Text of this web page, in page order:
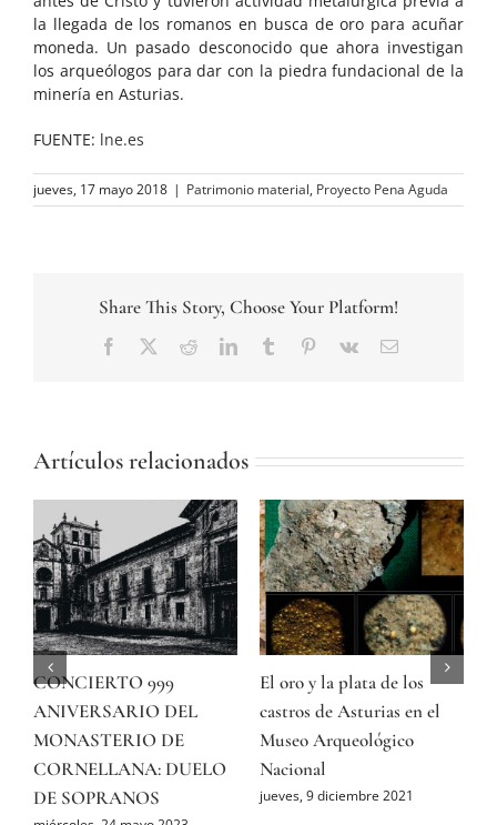
la llegada de los romanos en busca de oro para acuñar
moneda. Un pasado desconocido que ahora investigan
los arqueólogos para dar con la piedra fundacional de la
minería en Asturias.
FUENTE: lne.es
jueves, 17 mayo 2018 | Patrimonio material, Proyecto Pena Aguda
Share This Story, Choose Your Platform!
Facebook
TwitterRedditLinkedInTumblr Pinterest
Vk
Correo
Artículos relacionados
CONCIERTO 999
ANIVERSARIO DEL
MONASTERIO DE
CORNELLANA: DUELO
DE SOPRANOS
El oro y la plata de los
castros de Asturias en el
Museo Arqueológico
Nacional
jueves, 9 diciembre 2021